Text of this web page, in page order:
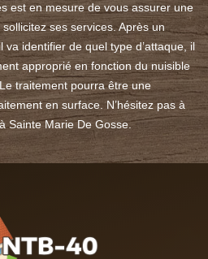
est en mesure de vous assurer une
ses services. Après un
identifier de quel type d’attaque, il
approprié en fonction du nuisible
traitement pourra être une
en surface. N’hésitez pas à
Sainte Marie De Gosse.